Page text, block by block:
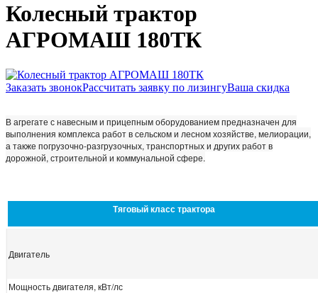
Колесный трактор
АГРОМАШ 180ТК
Заказать звонокРассчитать заявку по лизингуВаша скидка
В агрегате с навесным и прицепным оборудованием предназначен для
выполнения комплекса работ в сельском и лесном хозяйстве, мелиорации,
а также погрузочно-разгрузочных, транспортных и других работ в
дорожной, строительной и коммунальной сфере.
Тяговый класс трактора
Двигатель
Мощность двигателя, кВт/лс